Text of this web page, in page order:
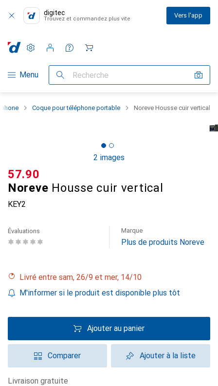
digitec
Trouvez et commandez plus vite Vers l'app
Navigation par catégorie
Menu Recherche
Paramètres
Compte client
Listes de comparaison
Listes d'envies
Panier
Coque pour téléphone portable Noreve Housse cuir vertical
2 images
Noreve Housse cuir vertical
KEY2
CHF
57.90
Évaluations Marque
Plus de produits Noreve
Livré entre sam, 26/9 et mer, 14/10
M'informer si le produit est disponible plus tôt
Ajouter au panier
Comparer Ajouter à la liste
livraison gratuite